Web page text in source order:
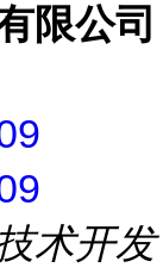
限公司
术开发